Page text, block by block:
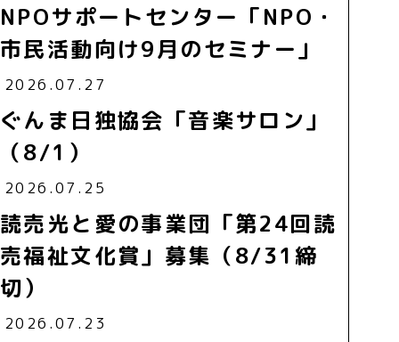
NPOサポートセンター「NPO・
市民活動向け9月のセミナー」
2026.07.27
ぐんま日独協会「音楽サロン」
（8/1）
2026.07.25
読売光と愛の事業団「第24回読
売福祉文化賞」募集（8/31締
切）
2026.07.23